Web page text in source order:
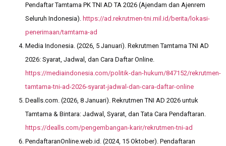
Pendaftar Tamtama PK TNI AD TA 2026 (Ajendam dan Ajenrem
Seluruh Indonesia). https://ad.rekrutmen-tni.mil.id/berita/lokasi-
penerimaan/tamtama-ad
Media Indonesia. (2026, 5 Januari). Rekrutmen Tamtama TNI AD
2026: Syarat, Jadwal, dan Cara Daftar Online.
https://mediaindonesia.com/politik-dan-hukum/847152/rekrutmen-
tamtama-tni-ad-2026-syarat-jadwal-dan-cara-daftar-online
Dealls.com. (2026, 8 Januari). Rekrutmen TNI AD 2026 untuk
Tamtama & Bintara: Jadwal, Syarat, dan Tata Cara Pendaftaran.
https://dealls.com/pengembangan-karir/rekrutmen-tni-ad
PendaftaranOnline.web.id. (2024, 15 Oktober). Pendaftaran